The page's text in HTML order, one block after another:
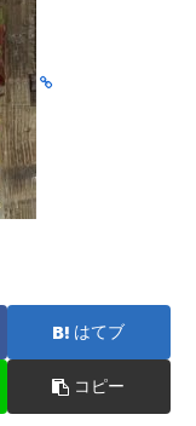
はてブ
コピー